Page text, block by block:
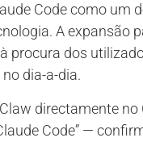
Code como
A expansão
procura dos
dia-a-dia.
directamente
Code” —